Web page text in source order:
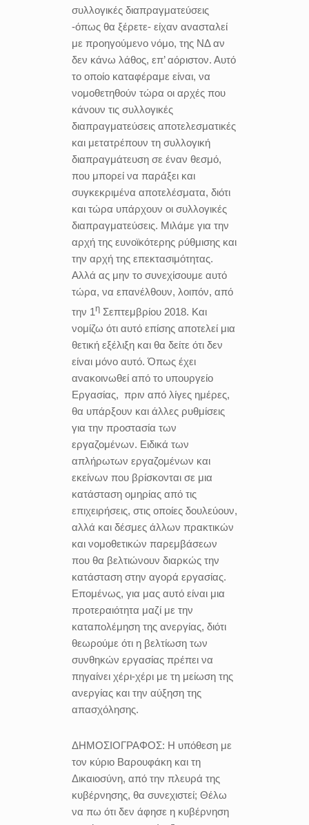
συλλογικές διαπραγματεύσεις
-όπως θα ξέρετε- είχαν ανασταλεί
με προηγούμενο νόμο, της ΝΔ αν
δεν κάνω λάθος, επ’ αόριστον. Αυτό
το οποίο καταφέραμε είναι, να
νομοθετηθούν τώρα οι αρχές που
κάνουν τις συλλογικές
διαπραγματεύσεις αποτελεσματικές
και μετατρέπουν τη συλλογική
διαπραγμάτευση σε έναν θεσμό,
που μπορεί να παράξει και
συγκεκριμένα αποτελέσματα, διότι
και τώρα υπάρχουν οι συλλογικές
διαπραγματεύσεις. Μιλάμε για την
αρχή της ευνοϊκότερης ρύθμισης και
την αρχή της επεκτασιμότητας.
Αλλά ας μην το συνεχίσουμε αυτό
τώρα, να επανέλθουν, λοιπόν, από
την 1η Σεπτεμβρίου 2018. Και
νομίζω ότι αυτό επίσης αποτελεί μια
θετική εξέλιξη και θα δείτε ότι δεν
είναι μόνο αυτό. Όπως έχει
ανακοινωθεί από το υπουργείο
Εργασίας, πριν από λίγες ημέρες,
θα υπάρξουν και άλλες ρυθμίσεις
για την προστασία των
εργαζομένων. Ειδικά των
απλήρωτων εργαζομένων και
εκείνων που βρίσκονται σε μια
κατάσταση ομηρίας από τις
επιχειρήσεις, στις οποίες δουλεύουν,
αλλά και δέσμες άλλων πρακτικών
και νομοθετικών παρεμβάσεων
που θα βελτιώνουν διαρκώς την
κατάσταση στην αγορά εργασίας.
Επομένως, για μας αυτό είναι μια
προτεραιότητα μαζί με την
καταπολέμηση της ανεργίας, διότι
θεωρούμε ότι η βελτίωση των
συνθηκών εργασίας πρέπει να
πηγαίνει χέρι-χέρι με τη μείωση της
ανεργίας και την αύξηση της
απασχόλησης.
ΔΗΜΟΣΙΟΓΡΑΦΟΣ: Η υπόθεση με
τον κύριο Βαρουφάκη και τη
Δικαιοσύνη, από την πλευρά της
κυβέρνησης, θα συνεχιστεί; Θέλω
να πω ότι δεν άφησε η κυβέρνηση